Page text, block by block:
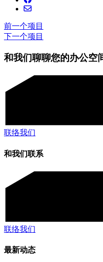
前一个项目
下一个项目
和我们聊聊您的办公空
联络我们
和我们联系
联络我们
最新动态